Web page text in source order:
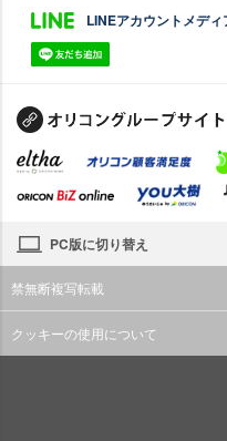
LINEアカウントメディ
PC版に切り替え
禁無断複写転載
クッキーの使用について